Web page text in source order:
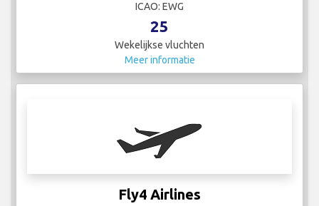
ICAO: EWG
25
Wekelijkse vluchten
Meer informatie
Fly4 Airlines